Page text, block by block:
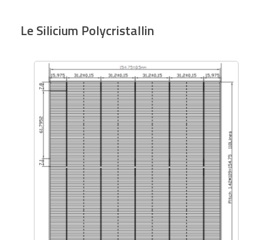
Le Silicium Polycristallin